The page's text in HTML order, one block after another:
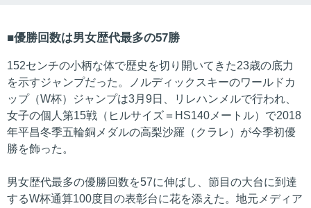
優勝回数は男女歴代最多の57勝
152センチの小柄な体で歴史を切り開いてきた23歳の底力
を示すジャンプだった。ノルディックスキーのワールドカ
ップ（W杯）ジャンプは3月9日、リレハンメルで行われ、
女子の個人第15戦（ヒルサイズ＝HS140メートル）で2018
年平昌冬季五輪銅メダルの高梨沙羅（クラレ）が今季初優
勝を飾った。
男女歴代最多の優勝回数を57に伸ばし、節目の大台に到達
するW杯通算100度目の表彰台に花を添えた。地元メディア